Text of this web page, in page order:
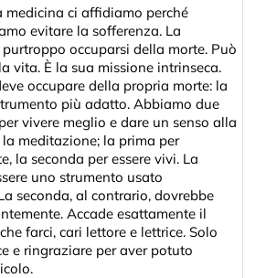
medicina ci affidiamo perché
evitare la sofferenza. La
occuparsi della morte. Può
vita. È la sua missione intrinseca.
occupare della propria morte: la
più adatto. Abbiamo due
vivere meglio e dare un senso alla
meditazione; la prima per
la seconda per essere vivi. La
uno strumento usato
seconda, al contrario, dovrebbe
Accade esattamente il
farci, cari lettore e lettrice. Solo
e ringraziare per aver potuto